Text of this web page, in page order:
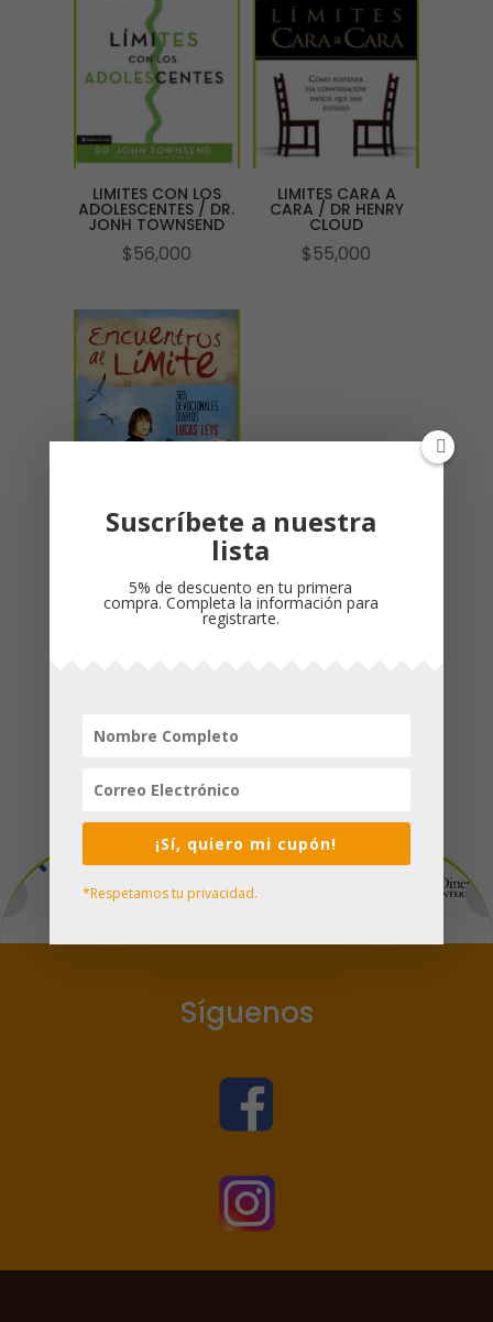
LIMITES CON LOS
ADOLESCENTES / DR.
JONH TOWNSEND
$56,000
LIMITES CARA A
CARA / DR HENRY
CLOUD
$55,000
ENCUENTROS AL
$55,000
Síguenos


Suscríbete a nuestra
lista
5% de descuento en tu primera
compra. Completa la información para
registrarte.
¡Sí, quiero mi cupón!
*Respetamos tu privacidad.